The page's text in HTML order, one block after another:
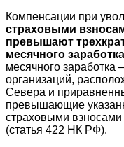
Компенсации при
страховыми
превышают
месячного заработка
месячного заработка
организаций,
Севера и
превышающие
страховыми
(статья 422 НК РФ).